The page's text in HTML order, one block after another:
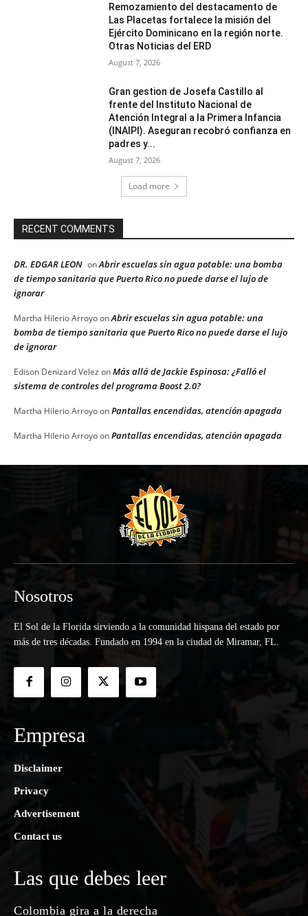
Remozamiento del destacamento de
Las Placetas fortalece la misión del
Ejército Dominicano en la región norte.
Otras Noticias del ERD
August 7, 2026
Gran gestion de Josefa Castillo al
frente del Instituto Nacional de
Atención Integral a la Primera Infancia
(INAIPI). Aseguran recobró confianza en
padres y...
August 7, 2026
Load more
RECENT COMMENTS
DR. EDGAR LEON onAbrir escuelas sin agua potable: una bomba
de tiempo sanitaria que Puerto Rico no puede darse el lujo de
ignorar
Martha Hilerio ArroyoonAbrir escuelas sin agua potable: una
bomba de tiempo sanitaria que Puerto Rico no puede darse el lujo
de ignorar
Edison Denizard Velez onMás allá de Jackie Espinosa: ¿Falló el
sistema de controles del programa Boost 2.0?
Martha Hilerio ArroyoonPantallas encendidas, atención apagada
Martha Hilerio ArroyoonPantallas encendidas, atención apagada
Nosotros
El Sol de la Florida sirviendo a la comunidad hispana del estado por
más de tres décadas. Fundado en 1994 en la ciudad de Miramar, FL.
Empresa
Disclaimer
Privacy
Advertisement
Contact us
Las que debes leer
Colombia gira a la derecha